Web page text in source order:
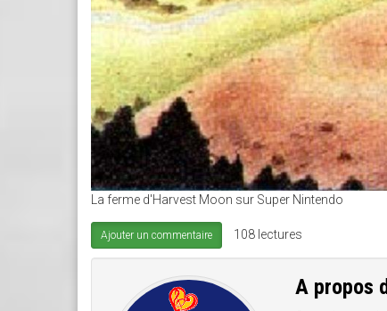
La ferme d'Harvest Moon sur Super Nintendo
Ajouter un commentaire 108 lectures
A propos